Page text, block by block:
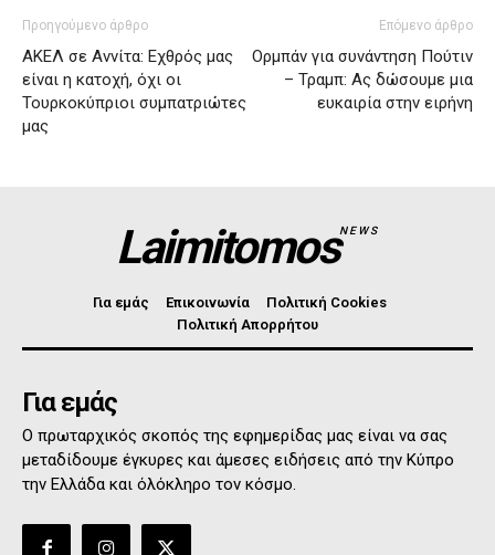
Προηγούμενο άρθρο
ΑΚΕΛ σε Αννίτα: Εχθρός μας
είναι η κατοχή, όχι οι
Τουρκοκύπριοι συμπατριώτες
μας
Επόμενο άρθρο
Ορμπάν για συνάντηση Πούτιν
– Τραμπ: Ας δώσουμε μια
ευκαιρία στην ειρήνη
LaimitomosNEWS
Για εμάς Επικοινωνία
Πολιτική Cookies
Πολιτική Απορρήτου
Για εμάς
Ο πρωταρχικός σκοπός της εφημερίδας μας είναι να σας
μεταδίδουμε έγκυρες και άμεσες ειδήσεις από την Κύπρο
την Ελλάδα και όλόκληρο τον κόσμο.